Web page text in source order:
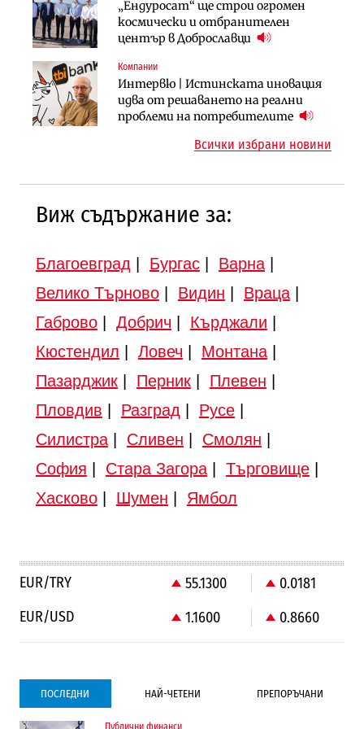
„Ендуросат“ ще строи огромен
космически и отбранителен
център в Доброславци
Компании
Интервю | Истинската иновация
идва от решаването на реални
проблеми на потребителите
Компании
„Хювефарма“ подписа договор за
придобиване на Euroapi Italy
Инфраструктура
АПИ възложи промяната на
парцеларния план за
Публични финанси
След 20 години застой: Данъчните
оценки на имотите може да бъдат
Инфраструктура
Вторият мост над Варненското
езеро става част от бъдещата
Всички избрани новини
Виж съдържание за:
Благоевград Бургас| Варна|
Велико Търново| Видин Враца|
Габрово| Добрич Кърджали
Кюстендил
Ловеч Монтана|
Пазарджик| Перник| Плевен
Пловдив
Разград Русе|
Силистра| Сливен Смолян
София
Стара Загора| Търговище|
Хасково| Шумен Ямбол
EUR/TRY 55.1300
0.0181
EUR/USD
1.1600 0.8660
ПОСЛЕДНИ НАЙ-ЧЕТЕНИ ПРЕПОРЪЧАНИ
Публични финанси
Градоустройство
Компании